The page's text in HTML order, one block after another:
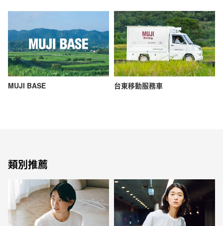
MUJI BASE 台東移動服務車
類別推薦